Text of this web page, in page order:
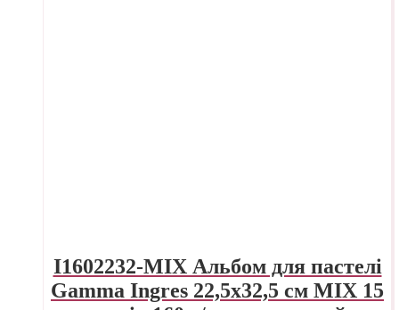
I1602232-MIX Альбом для пастелі
Gamma Ingres 22,5х32,5 см MIX 15